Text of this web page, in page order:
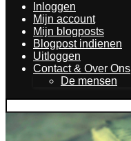
Inloggen
Mijn account
Mijn blogposts
Blogpost indienen
Uitloggen
Contact & Over Ons
De mensen